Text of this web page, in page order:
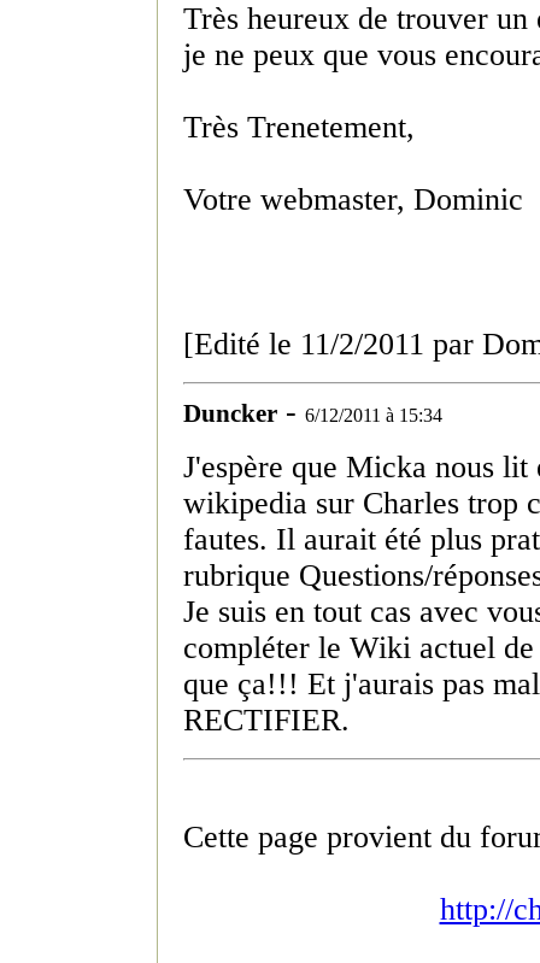
Très heureux de trouver
je ne peux que vous
Très Trenetement,
Votre webmaster, Dominic
[Edité le 11/2/2011 par
Duncker- 6/12/2011 à 15:34
J'espère que Micka nous
wikipedia sur Charles trop
fautes. Il aurait été plus
rubrique Questions/
Je suis en tout cas avec
compléter le Wiki actuel
que ça!!! Et j'aurais pas
RECTIFIER.
Cette page provient du
http://